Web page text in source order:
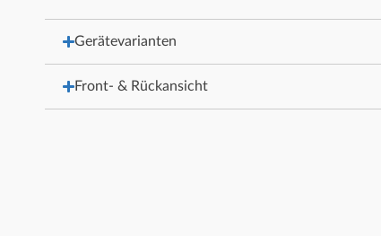
Gerätevarianten
Front- & Rückansicht